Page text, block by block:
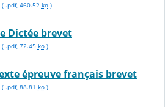
( .pdf, 460.52 ko)
Dictée brevet
( .pdf, 72.45 ko)
épreuve français brevet
( .pdf, 88.81 ko)